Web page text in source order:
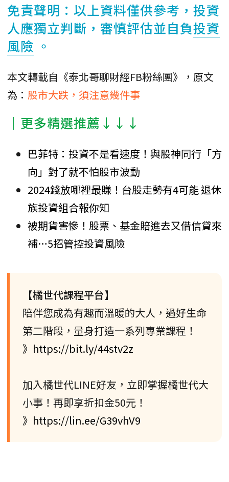
免責聲明：以上資料僅供參考，投資
人應獨立判斷，審慎評估並自負投資
風險 。
本文轉載自《泰北哥聊財經FB粉絲團》，原文
為： 股市大跌，須注意幾件事
│更多精選推薦↓↓↓
巴菲特：投資不是看速度！與股神同行「方
向」對了就不怕股市波動
2024錢放哪裡最賺！台股走勢有4可能 退休
族投資組合報你知
被期貨害慘！股票、基金賠進去又借信貸來
補…5招管控投資風險
【橘世代課程平台】
陪伴您成為有趣而溫暖的大人，過好生命
第二階段，量身打造一系列專業課程！
》https://bit.ly/44stv2z
加入橘世代LINE好友，立即掌握橘世代大
小事！再即享折扣金50元！
》https://lin.ee/G39vhV9